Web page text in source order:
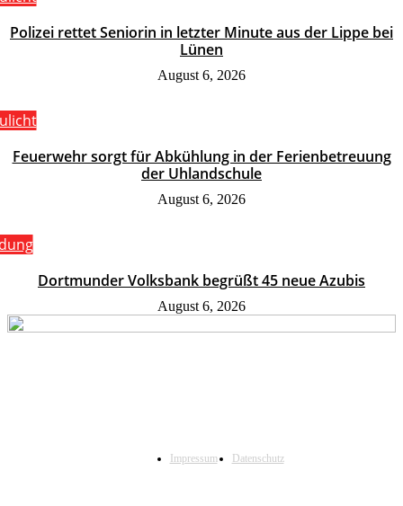
Polizei rettet Seniorin in letzter Minute aus der Lippe bei
Lünen
August 6, 2026
Feuerwehr sorgt für Abkühlung in der Ferienbetreuung
der Uhlandschule
August 6, 2026
Dortmunder Volksbank begrüßt 45 neue Azubis
August 6, 2026
Impressum Datenschutz